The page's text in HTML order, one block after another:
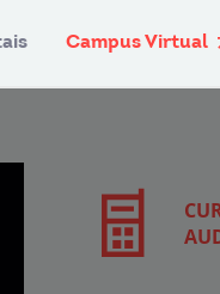
Campus Virtual